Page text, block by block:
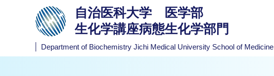
自治医科大学 医学部
生化学講座病態生化学部門
Department of Biochemistry Jichi Medical University School of Medicine